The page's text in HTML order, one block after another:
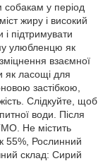
у період
жиру і високий
і підтримувати
улюбленцю як
взаємної
як ласощі для
застібкою,
Слідкуйте, щоб
води. Після
Не містить
55%, Рослинний
склад: Сирий